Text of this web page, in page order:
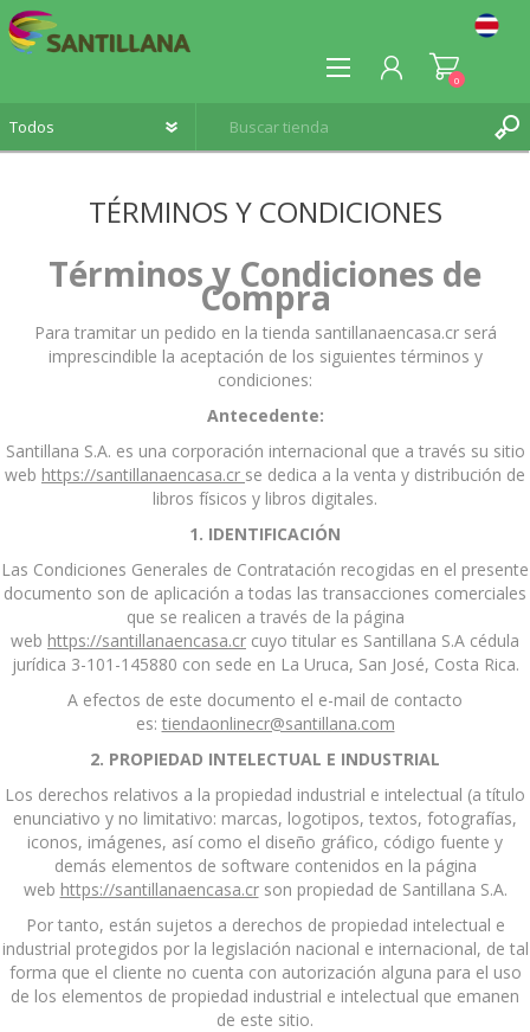
REGISTRO
0
TÉRMINOS Y CONDICIONES
Términos y Condiciones de
Compra
Para tramitar un pedido en la tienda santillanaencasa.cr será
imprescindible la aceptación de los siguientes términos y
condiciones:
Antecedente:
Santillana S.A. es una corporación internacional que a través su sitio
web https://santillanaencasa.cr se dedica a la venta y distribución de
libros físicos y libros digitales.
1. IDENTIFICACIÓN
Las Condiciones Generales de Contratación recogidas en el presente
documento son de aplicación a todas las transacciones comerciales
que se realicen a través de la página
web https://santillanaencasa.cr cuyo titular es Santillana S.A cédula
jurídica 3-101-145880 con sede en La Uruca, San José, Costa Rica.
A efectos de este documento el e-mail de contacto
es: tiendaonlinecr@santillana.com
2. PROPIEDAD INTELECTUAL E INDUSTRIAL
Los derechos relativos a la propiedad industrial e intelectual (a título
enunciativo y no limitativo: marcas, logotipos, textos, fotografías,
iconos, imágenes, así como el diseño gráfico, código fuente y
demás elementos de software contenidos en la página
web https://santillanaencasa.crson propiedad de Santillana S.A.
Por tanto, están sujetos a derechos de propiedad intelectual e
industrial protegidos por la legislación nacional e internacional, de tal
forma que el cliente no cuenta con autorización alguna para el uso
de los elementos de propiedad industrial e intelectual que emanen
de este sitio.